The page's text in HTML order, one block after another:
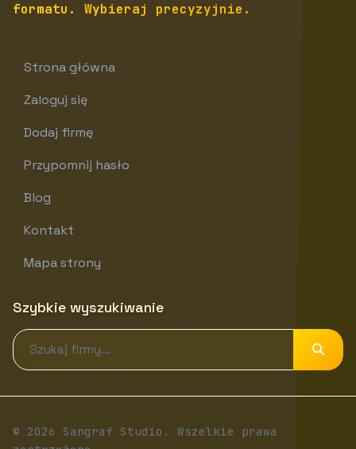
formatu. Wybieraj precyzyjnie.
Strona główna
Zaloguj się
Dodaj firmę
Przypomnij hasło
Blog
Kontakt
Mapa strony
Szybkie wyszukiwanie
© 2026 Sangraf Studio. Wszelkie prawa